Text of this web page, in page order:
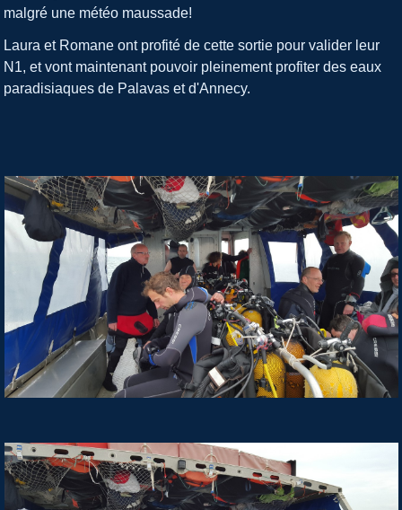
malgré une météo maussade!
Laura et Romane ont profité de cette sortie pour valider leur
N1, et vont maintenant pouvoir pleinement profiter des eaux
paradisiaques de Palavas et d'Annecy.